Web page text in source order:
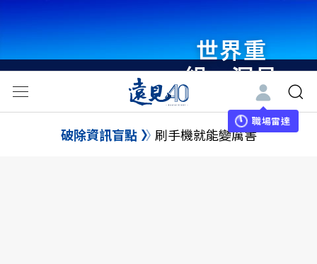
世界重
組・洞見
未來 與
世界領袖
職場雷達
破除資訊盲點 刷手機就能變厲害